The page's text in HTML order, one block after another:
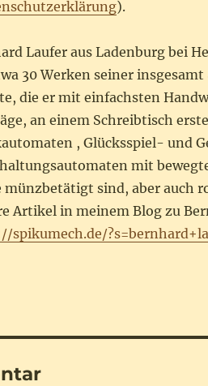
).
Laufer aus Ladenburg bei
30 Werken seiner
die er mit einfachsten
an einem Schreibtisch
, Glücksspiel- und
mit
münzbetätigt sind, aber auch
Artikel in meinem Blog zu
spikumech.de/